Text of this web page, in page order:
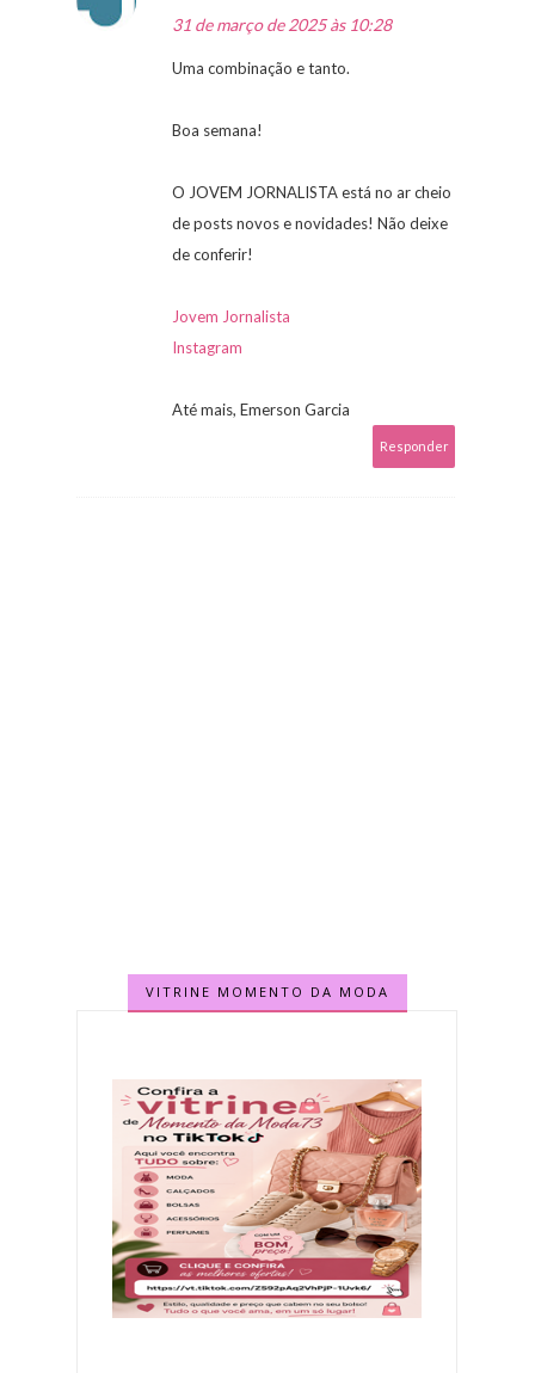
31 de março de 2025 às 10:28
Uma combinação e tanto.
Boa semana!
O JOVEM JORNALISTA está no ar cheio
de posts novos e novidades! Não deixe
de conferir!
Jovem Jornalista
Instagram
Até mais, Emerson Garcia
Responder
VITRINE MOMENTO DA MODA